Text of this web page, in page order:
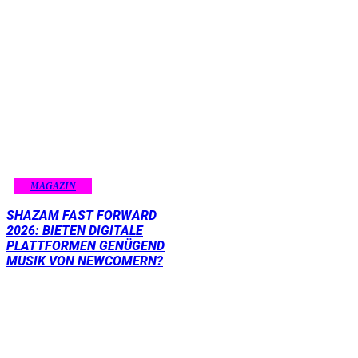
MAGAZIN
SHAZAM FAST FORWARD
2026: BIETEN DIGITALE
PLATTFORMEN GENÜGEND
MUSIK VON NEWCOMERN?